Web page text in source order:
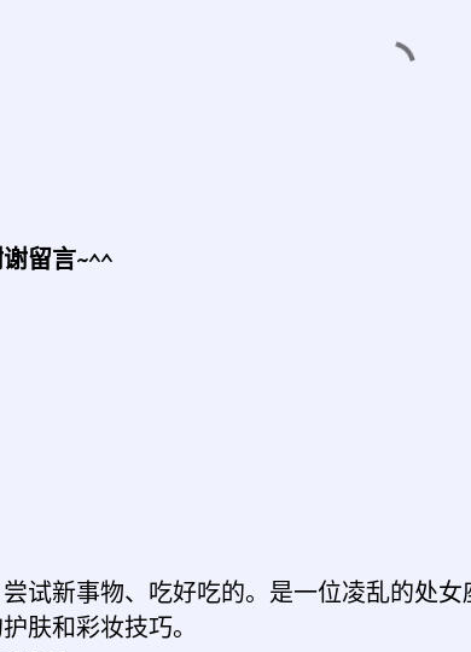
留言~^^
试新事物、吃好吃的。是一位凌乱的处
肤和彩妆技巧。